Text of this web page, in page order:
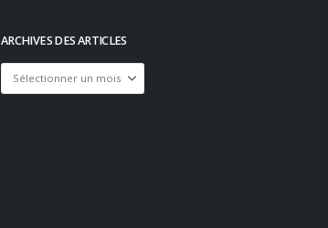
ARCHIVES DES ARTICLES
Archives
des